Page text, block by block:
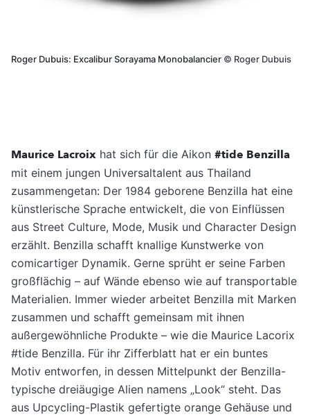
Roger Dubuis: Excalibur Sorayama Monobalancier © Roger Dubuis
Maurice Lacroix hat sich für die Aikon #tide Benzilla
mit einem jungen Universaltalent aus Thailand
zusammengetan: Der 1984 geborene Benzilla hat eine
künstlerische Sprache entwickelt, die von Einflüssen
aus Street Culture, Mode, Musik und Character Design
erzählt. Benzilla schafft knallige Kunstwerke von
comicartiger Dynamik. Gerne sprüht er seine Farben
großflächig – auf Wände ebenso wie auf transportable
Materialien. Immer wieder arbeitet Benzilla mit Marken
zusammen und schafft gemeinsam mit ihnen
außergewöhnliche Produkte – wie die Maurice Lacorix
#tide Benzilla. Für ihr Zifferblatt hat er ein buntes
Motiv entworfen, in dessen Mittelpunkt der Benzilla-
typische dreiäugige Alien namens „Look“ steht. Das
aus Upcycling-Plastik gefertigte orange Gehäuse und